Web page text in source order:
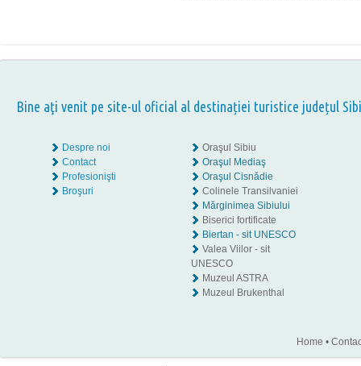
Bine aţi venit pe site-ul oficial al destinației turistice județul
Despre noi
Contact
Profesionişti
Broşuri
Oraşul Sibiu
Oraşul Mediaş
Oraşul Cisnădie
Colinele Transilvaniei
Mărginimea Sibiului
Biserici fortificate
Biertan - sit UNESCO
Valea Viilor - sit
UNESCO
Muzeul ASTRA
Muzeul Brukenthal
Home •